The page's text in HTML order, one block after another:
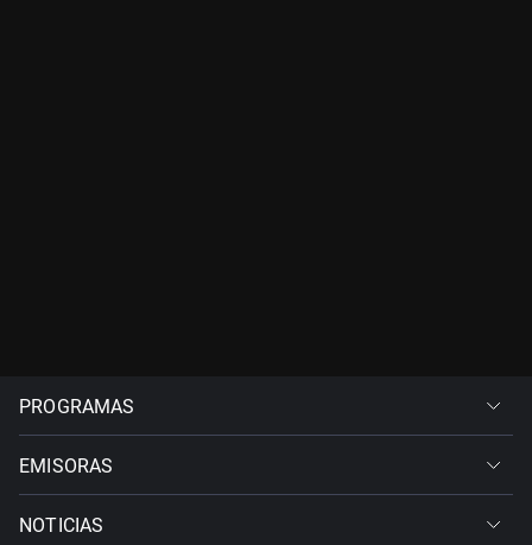
PROGRAMAS
EMISORAS
NOTICIAS